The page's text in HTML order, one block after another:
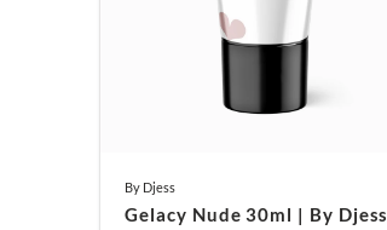
By Djess
Gelacy Nude 30ml | By Djess